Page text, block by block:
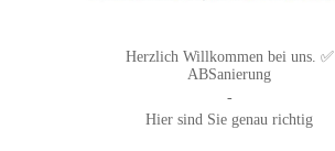
Herzlich Willkommen bei uns. ✅
ABSanierung
-
Hier sind Sie genau richtig